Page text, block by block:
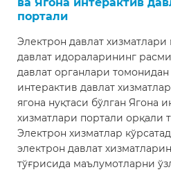
портали
Электрон давлат
давлат идораларининг
давлат органлари томонидан
интерактив давлат
ягона нуқтаси бўлган Ягона
хизматлари портали орқали
Электрон хизматлар
электрон давлат
тўғрисида маълумотларни